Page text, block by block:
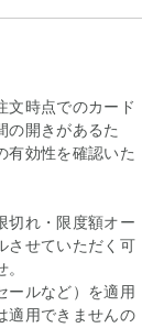
文時点でのカード
の開きがあるた
有効性を確認いた
切れ・限度額オー
させていただく可
ールなど）を適用
適用できませんの